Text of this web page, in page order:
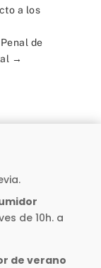
a los
de
→
de 10h. a
de verano